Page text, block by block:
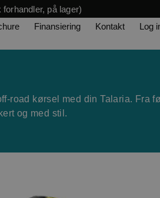
på lager)
Finansiering Kontakt Log
road kørsel med din Talaria. Fra
og med stil.